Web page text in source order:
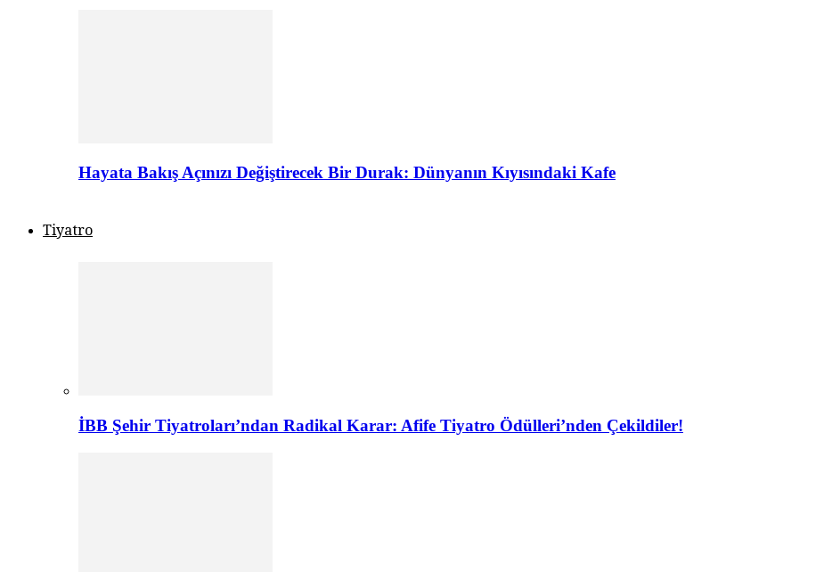
Hayata Bakış Açınızı Değiştirecek Bir Durak: Dünyanın Kıyısındaki Kafe
Tiyatro
İBB Şehir Tiyatroları’ndan Radikal Karar: Afife Tiyatro Ödülleri’nden Çekildiler!